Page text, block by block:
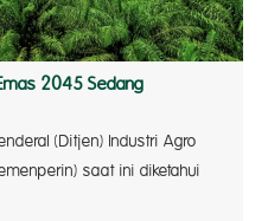
2045 Sedang
(Ditjen) Industri Agro
saat ini diketahui